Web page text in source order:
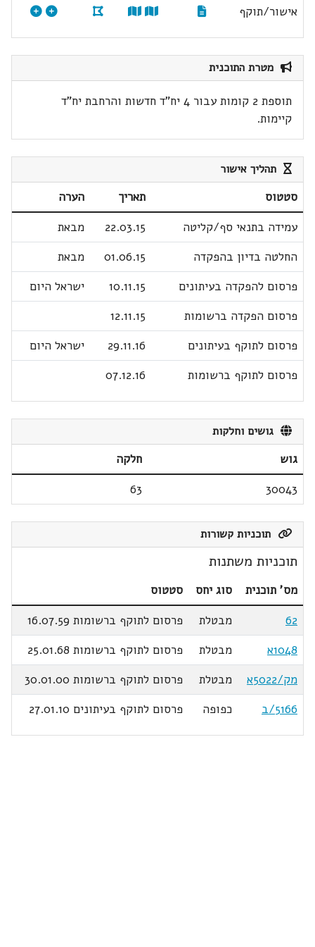
אישור/תוקף
מטרת התוכנית
תוספת 2 קומות עבור 4 יח"ד חדשות והרחבת יח"ד
קיימות.
תהליך אישור
סטטוס תאריך
הערה
עמידה בתנאי סף/קליטה
22.03.15
מבאת
החלטה בדיון בהפקדה
01.06.15
מבאת
פרסום להפקדה בעיתונים
10.11.15
ישראל היום
פרסום הפקדה ברשומות
12.11.15
פרסום לתוקף בעיתונים
29.11.16
ישראל היום
פרסום לתוקף ברשומות
07.12.16
גושים וחלקות
גוש
חלקה
30043
63
תוכניות קשורות
תוכניות משתנות
מס' תוכנית סוג יחס
סטטוס
62
מבטלת
פרסום לתוקף ברשומות 16.07.59
1048א
מבטלת
פרסום לתוקף ברשומות 25.01.68
מק/5022א
מבטלת
פרסום לתוקף ברשומות 30.01.00
5166/ב
כפופה פרסום לתוקף בעיתונים 27.01.10